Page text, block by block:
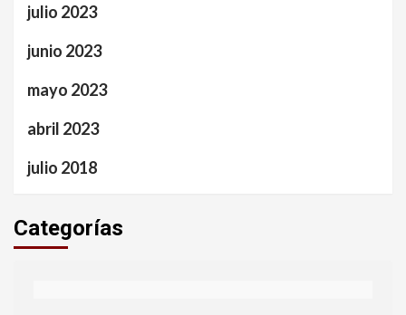
julio 2023
junio 2023
mayo 2023
abril 2023
julio 2018
Categorías